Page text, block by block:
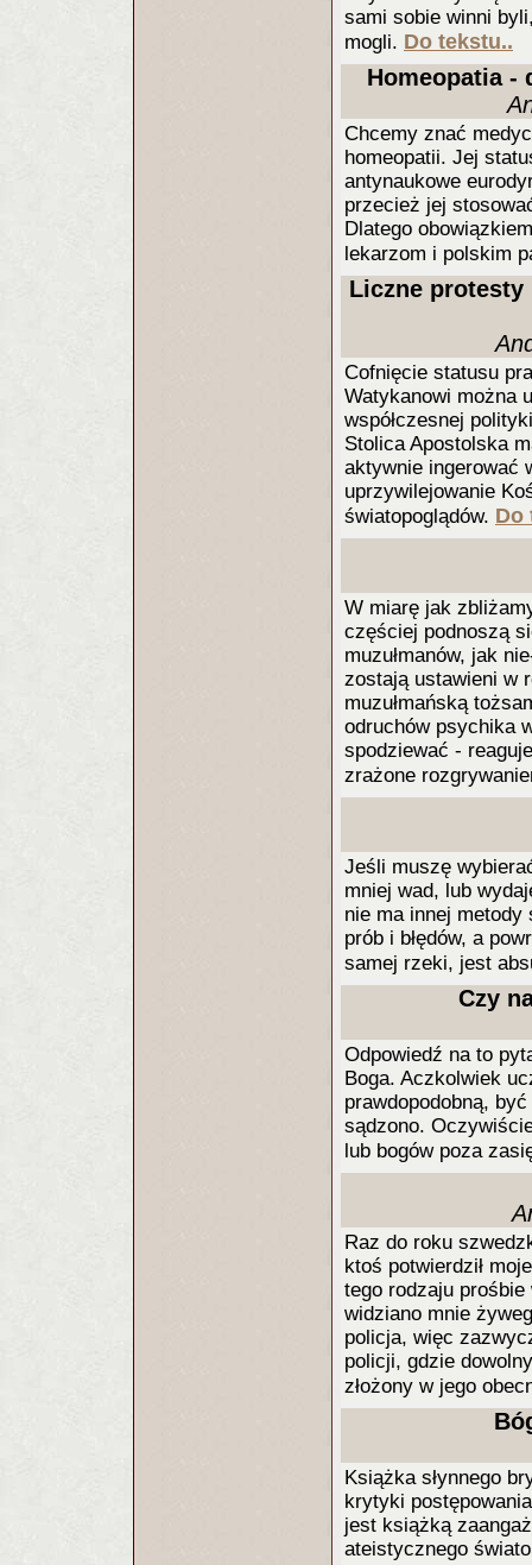
sami sobie winni
mogli. Do tekstu..
Homeopatia -
Chcemy znać
homeopatii. Jej
antynaukowe
przecież jej
Dlatego
lekarzom i polskim
Liczne protesty
Cofnięcie statusu
Watykanowi można
współczesnej
Stolica Apostolska
aktywnie ingerować
uprzywilejowanie
światopoglądów. Do
W miarę jak
częściej podnoszą
muzułmanów, jak
zostają ustawieni w
muzułmańską
odruchów psychika
spodziewać -
zrażone
Jeśli muszę
mniej wad, lub
nie ma innej metody
prób i błędów, a
samej rzeki, jest
Czy
Odpowiedź na to
Boga. Aczkolwiek
prawdopodobną,
sądzono.
lub bogów poza
Raz do roku
ktoś potwierdził
tego rodzaju
widziano mnie
policja, więc
policji, gdzie
złożony w jego
Książka słynnego
krytyki
jest książką
ateistycznego